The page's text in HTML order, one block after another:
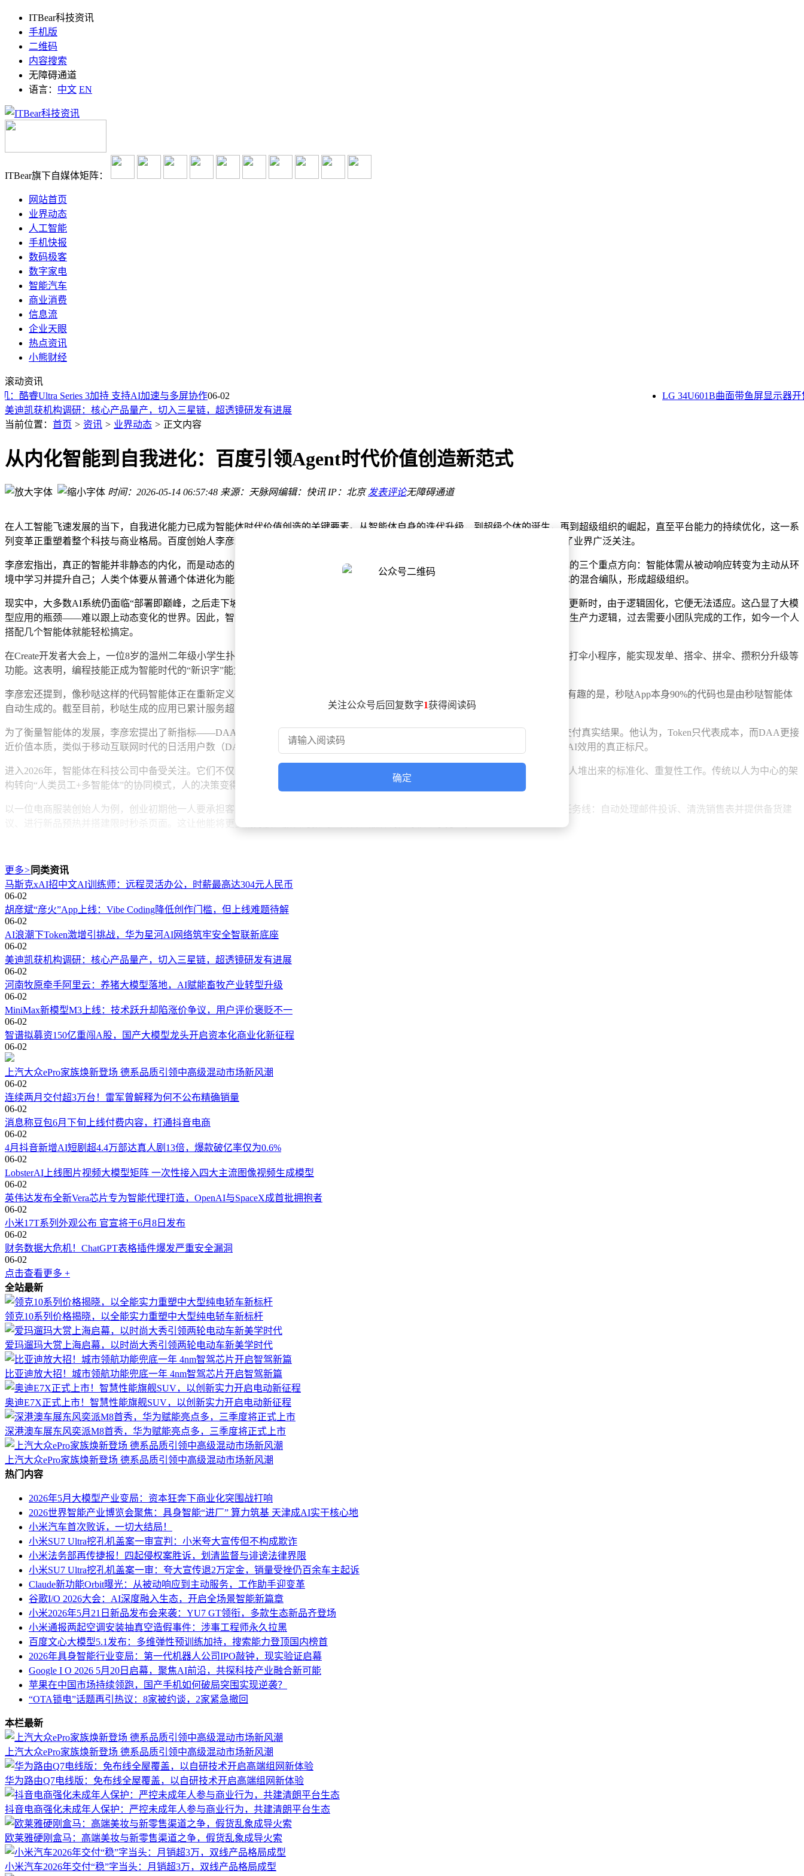
ITBear科技资讯
手机版
二维码
内容搜索
无障碍通道
语言： 中文 EN
ITBear旗下自媒体矩阵：
网站首页
业界动态
人工智能
手机快报
数码极客
数字家电
智能汽车
商业消费
信息流
企业天眼
热点资讯
小熊财经
滚动资讯
酷睿Ultra Series 3加持 支持AI加速与多屏协作06-02 LG 34U601B曲面带鱼屏显示器开
4月抖音新增AI短剧超4.4万部达真人剧13倍，爆款破亿率仅为0.6%
AI浪潮下Token激增引挑战，华为星河AI网络筑牢安全智联新底座
美迪凯获机构调研：核心产品量产，切入三星链，超透镜研发有进展
河南牧原牵手阿里云：养猪大模型落地，AI赋能畜牧产业转型升级
MiniMax新模型M3上线：技术跃升却陷涨价争议，用户评价褒贬不一
上汽大众ePro家族焕新登场 德系品质引领中高级混动市场新风潮
连续两月交付超3万台！雷军曾解释为何不公布精确销量
消息称豆包6月下旬上线付费内容，打通抖音电商
4月抖音新增AI短剧超4.4万部达真人剧13倍，爆款破亿率仅为0.6%
当前位置： 首页 > 资讯 > 业界动态 > 正文内容
从内化智能到自我进化：百度引领Agent时代价值创造新范式
时间：2026-05-14 06:57:48 来源：天脉网编辑：快讯 IP：北京 发表评论无障碍通道
在人工智能飞速发展的当下，自我进化能力已成为智能体时代价值创造的关键要素。从智能体自身的迭代升级，到超级个体的诞生，再到超级组织的崛起，直至平台能力的持续优化，这一系
列变革正重塑着整个科技与商业格局。百度创始人李彦宏在今年的百度Create开发者大会上，将“自我进化”作为核心主题词提出，引发了业界广泛关注。
李彦宏指出，真正的智能并非静态的内化，而是动态的自我进化。这一观点对普通个体和商业组织都有着重要启示。他提出了自我进化的三个重点方向：智能体需从被动响应转变为主动从环
境中学习并提升自己；人类个体要从普通个体进化为能与AI共存的超级个体；企业组织则要从传统的人与人分工协作，转向人与智能体的混合编队，形成超级组织。
现实中，大多数AI系统仍面临“部署即巅峰，之后走下坡路”的困境。以科研助理智能体为例，刚上线时表现完美，但当新算法或工具库更新时，由于逻辑固化，它便无法适应。这凸显了大模
型应用的瓶颈——难以跟上动态变化的世界。因此，智能体必须像生物一样，在交互中学习，在反馈中进化。这种进化正改变着个体的生产力逻辑，过去需要小团队完成的工作，如今一个人
搭配几个智能体就能轻松搞定。
在Create开发者大会上，一位8岁的温州二年级小学生扑满成为焦点。他通过与“秒哒”自然语言对话，零代码生成了一个完整的同学互助打伞小程序，能实现发单、搭伞、拼伞、攒积分升级等
功能。这表明，编程技能正成为智能时代的“新识字”能力，未来每个小孩都有可能成为超级个体。
李彦宏还提到，像秒哒这样的代码智能体正在重新定义软件行业，“一次性软件”或“日抛型软件”变得合理，市场潜力可能被放大10倍。有趣的是，秒哒App本身90%的代码也是由秒哒智能体
自动生成的。截至目前，秒哒生成的应用已累计服务超1000万用户，应用价值达50亿元。
为了衡量智能体的发展，李彦宏提出了新指标——DAA（Daily Active Agents，日活智能体数），即每天有多少智能体在为人类工作并交付真实结果。他认为，Token只代表成本，而DAA更接
近价值本质，类似于移动互联网时代的日活用户数（DAU）。他预测，未来全球日活智能体数可能会超过100亿，自我进化也成为衡量AI效用的真正标尺。
进入2026年，智能体在科技公司中备受关注。它们不仅改写了组织运行的效率，还逐渐成为“全能型员工”，能更快、更准地完成过去靠人堆出来的标准化、重复性工作。传统以人为中心的架
构转向“人类员工+多智能体”的协同模式，人的决策变得更为重要，直接决定着智能体的效率和产出。
以一位电商服装创始人为例，创业初期他一人要承担客服、销售、市场三份工作。如今，借助通用智能体DuMate，他能并行处理三条任务线：自动处理邮件投诉、清洗销售表并提供备货建
议、进行新品预热并搭建限时秒杀页面。这让他能将更多精力放在服装的款式、面料、品牌调性等核心事务上。
TOS实现10.21%的绝对指标提升；在工艺优化方面，强化了跨学科知识融合建模能力。
智能体的自我进化、个体能力边界的打破以及组织协作方式的重写，如同一场“寒武纪大爆发”。未来，每一个组织都可能成为“Agent公司”，AI将像神经系统一样嵌入其中，成为价值创造的
核心引擎。
在这场AI竞争中，进化速度成为关键。谁能更快完成自我进化，谁就能占据先机。百度便是典型代表，过去三年，它在AI大模型浪潮中主动重构搜索、云、文库等多个业务板块，持续拥抱
新技术。其持续进化的底气来自“芯—云—模—体”的新全栈布局。
在芯片层，昆仑芯P800已完成规模化验证，2025年至今已交付多个万卡集群，并成功完成对文心5.1重要版本的训练。在Create开发者大会上，百度智能云发布了基于昆仑芯的新一代超节点天
池256和天池512，性能大幅提升。几天前，百度正式发布新一代旗舰大模型文心5.1，预训练成本仅为业界同规模模型的6%，标志着中国大模型进入“重效率、求落地”的新阶段。
基于全栈AI云，百度智能云已覆盖多个产业链环节，吉利、理想、长安、蔚来等企业都在其合作范围内。本次大会百度地图发布整车AI座舱智能体平台DuDuClaw“嘟嘟虾”，向车企开放底层
能力，同时推出百度地图CLI工具和地图开发智能体MAPYA。截至目前，百度地图已服务超400万开发者，其AI副驾在五一期间累计服务超2亿人次，智能汽车地图解决方案累计搭载车辆超
过5000万辆。
在Create开发者大会前夕，知名风投Benchmark将百度美股目标价大幅上调至215美元，中金、花旗、麦格理等头部投行也基于百度AI驱动业务收入占比的持续提升，纷纷调高预期。这表明，
百度的技术资产正逐渐转化为未来的现金流。在AI时代，持续进化的能力才是真正的护城河，那些能主动拥抱进化的个体和组织，将更有可能看到价值涌现的曙光。
关注公众号后回复数字1获得阅读码
确定
更多> 同类资讯
马斯克xAI招中文AI训练师：远程灵活办公，时薪最高达304元人民币
06-02
胡彦斌“彦火”App上线：Vibe Coding降低创作门槛，但上线难题待解
06-02
AI浪潮下Token激增引挑战，华为星河AI网络筑牢安全智联新底座
06-02
美迪凯获机构调研：核心产品量产，切入三星链，超透镜研发有进展
06-02
河南牧原牵手阿里云：养猪大模型落地，AI赋能畜牧产业转型升级
06-02
MiniMax新模型M3上线：技术跃升却陷涨价争议，用户评价褒贬不一
06-02
智谱拟募资150亿重闯A股，国产大模型龙头开启资本化商业化新征程
06-02
上汽大众ePro家族焕新登场 德系品质引领中高级混动市场新风潮
06-02
连续两月交付超3万台！雷军曾解释为何不公布精确销量
06-02
消息称豆包6月下旬上线付费内容，打通抖音电商
06-02
4月抖音新增AI短剧超4.4万部达真人剧13倍，爆款破亿率仅为0.6%
06-02
LobsterAI上线图片视频大模型矩阵 一次性接入四大主流图像视频生成模型
06-02
英伟达发布全新Vera芯片专为智能代理打造，OpenAI与SpaceX成首批拥抱者
06-02
小米17T系列外观公布 官宣将于6月8日发布
06-02
财务数据大危机！ChatGPT表格插件爆发严重安全漏洞
06-02
点击查看更多 +
全站最新
领克10系列价格揭晓，以全能实力重塑中大型纯电轿车新标杆
爱玛遛玛大赏上海启幕，以时尚大秀引领两轮电动车新美学时代
比亚迪放大招！城市领航功能兜底一年 4nm智驾芯片开启智驾新篇
奥迪E7X正式上市！智慧性能旗舰SUV，以创新实力开启电动新征程
深港澳车展东风奕派M8首秀，华为赋能亮点多，三季度将正式上市
上汽大众ePro家族焕新登场 德系品质引领中高级混动市场新风潮
热门内容
2026年5月大模型产业变局：资本狂奔下商业化突围战打响
2026世界智能产业博览会聚焦：具身智能“进厂” 算力筑基 天津成AI实干核心地
小米汽车首次败诉，一切大结局！
小米SU7 Ultra挖孔机盖案一审宣判：小米夸大宣传但不构成欺诈
小米法务部再传捷报！四起侵权案胜诉，划清监督与诽谤法律界限
小米SU7 Ultra挖孔机盖案一审：夸大宣传退2万定金，销量受挫仍百余车主起诉
Claude新功能Orbit曝光：从被动响应到主动服务，工作助手迎变革
谷歌I/O 2026大会：AI深度融入生态，开启全场景智能新篇章
小米2026年5月21日新品发布会来袭：YU7 GT领衔，多款生态新品齐登场
小米通报两起空调安装抽真空造假事件：涉事工程师永久拉黑
百度文心大模型5.1发布：多维弹性预训练加持，搜索能力登顶国内榜首
2026年具身智能行业变局：第一代机器人公司IPO敲钟，现实验证启幕
Google I O 2026 5月20日启幕，聚焦AI前沿，共探科技产业融合新可能
苹果在中国市场持续领跑，国产手机如何破局突围实现逆袭？
“OTA锁电”话题再引热议：8家被约谈，2家紧急撤回
本栏最新
上汽大众ePro家族焕新登场 德系品质引领中高级混动市场新风潮
华为路由Q7电线版：免布线全屋覆盖，以自研技术开启高端组网新体验
抖音电商强化未成年人保护：严控未成年人参与商业行为，共建清朗平台生态
欧莱雅硬刚盒马：高端美妆与新零售渠道之争，假货乱象成导火索
小米汽车2026年交付“稳”字当头：月销超3万，双线产品格局成型